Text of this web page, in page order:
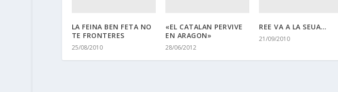
LA FEINA BEN FETA NO
TE FRONTERES
25/08/2010
«EL CATALAN PERVIVE
EN ARAGON»
28/06/2012
REE VA A LA SEUA…
21/09/2010